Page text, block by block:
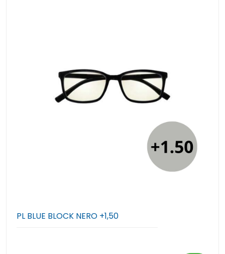
PL BLUE BLOCK NERO +1,50